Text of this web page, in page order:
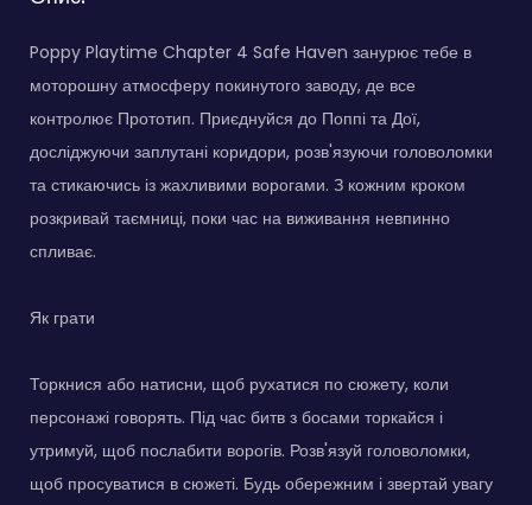
Poppy Playtime Chapter 4 Safe Haven занурює тебе в
моторошну атмосферу покинутого заводу, де все
контролює Прототип. Приєднуйся до Поппі та Дої,
досліджуючи заплутані коридори, розв'язуючи головоломки
та стикаючись із жахливими ворогами. З кожним кроком
розкривай таємниці, поки час на виживання невпинно
спливає.
Як грати
Торкнися або натисни, щоб рухатися по сюжету, коли
персонажі говорять. Під час битв з босами торкайся і
утримуй, щоб послабити ворогів. Розв'язуй головоломки,
щоб просуватися в сюжеті. Будь обережним і звертай увагу